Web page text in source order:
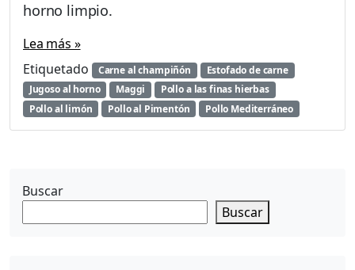
a
g
g
s
o
horno limpio.
Lea más »
Etiquetado
Carne al champiñón
Estofado de carne
Jugoso al horno
Maggi
Pollo a las finas hierbas
Pollo al limón
Pollo al Pimentón Pollo Mediterráneo
Buscar
Buscar